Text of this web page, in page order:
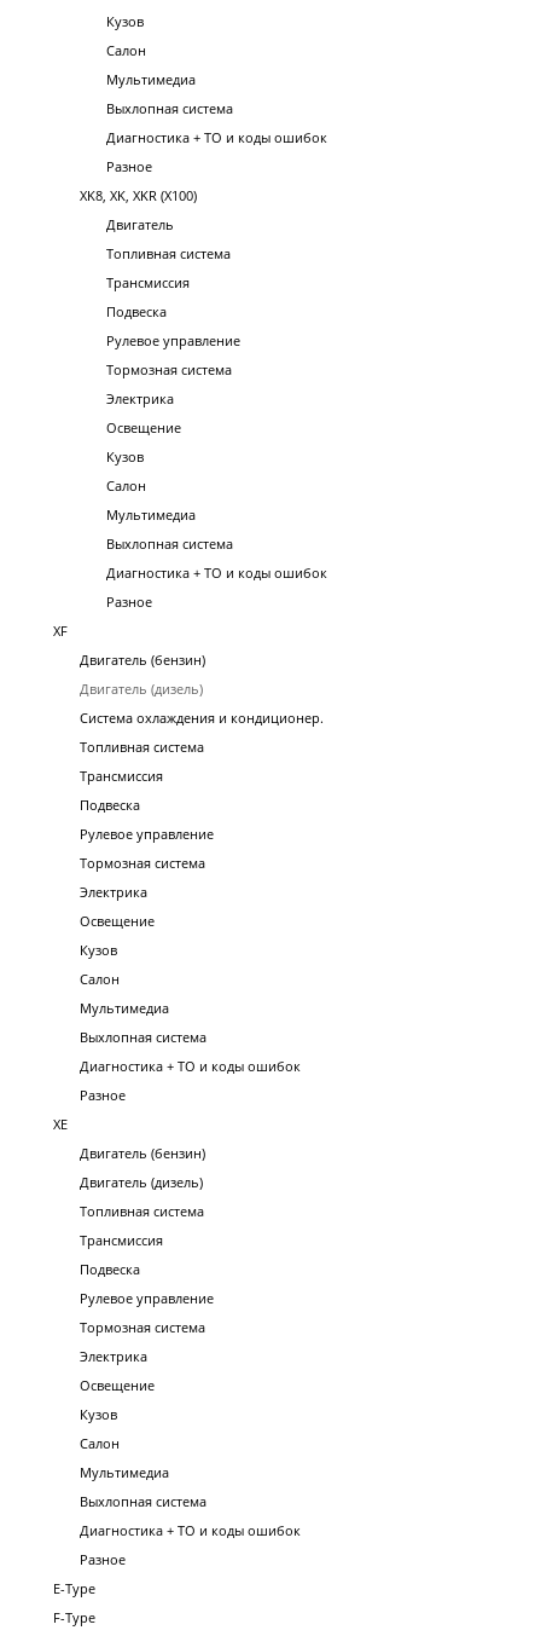
Кузов
Салон
Мультимедиа
Выхлопная система
Диагностика + ТО и коды ошибок
Разное
XK8, XK, XKR (X100)
Двигатель
Топливная система
Трансмиссия
Подвеска
Рулевое управление
Тормозная система
Электрика
Освещение
Кузов
Салон
Мультимедиа
Выхлопная система
Диагностика + ТО и коды ошибок
Разное
XF
Двигатель (бензин)
Двигатель (дизель)
Система охлаждения и кондиционер.
Топливная система
Трансмиссия
Подвеска
Рулевое управление
Тормозная система
Электрика
Освещение
Кузов
Салон
Мультимедиа
Выхлопная система
Диагностика + ТО и коды ошибок
Разное
XE
Двигатель (бензин)
Двигатель (дизель)
Топливная система
Трансмиссия
Подвеска
Рулевое управление
Тормозная система
Электрика
Освещение
Кузов
Салон
Мультимедиа
Выхлопная система
Диагностика + ТО и коды ошибок
Разное
E-Type
F-Type